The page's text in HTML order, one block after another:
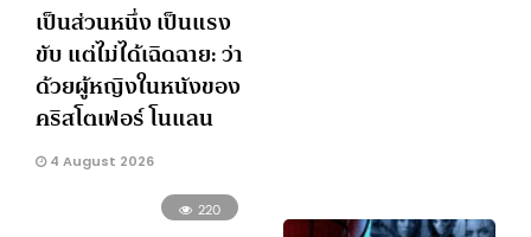
เป็นส่วนหนึ่ง เป็นแรง
ขับ แต่ไม่ได้เฉิดฉาย: ว่า
ด้วยผู้หญิงในหนังของ
คริสโตเฟอร์ โนแลน
4 August 2026
220